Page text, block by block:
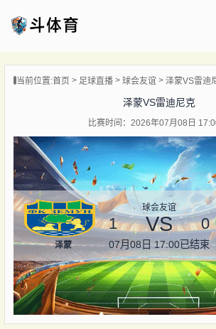
播
像
闻
当前位置:首页 足球直播 球会友谊 泽蒙VS雷迪
泽蒙VS雷迪尼克
比赛时间：2026年07月08日
泽蒙
球会友谊
1 VS 0
07月08日 17:00已结束